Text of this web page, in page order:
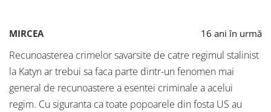
MIRCEA 16 ani în urmă
Recunoasterea crimelor savarsite de catre regimul stalinist
la Katyn ar trebui sa faca parte dintr-un fenomen mai
general de recunoastere a esentei criminale a acelui
regim. Cu siguranta ca toate popoarele din fosta US au